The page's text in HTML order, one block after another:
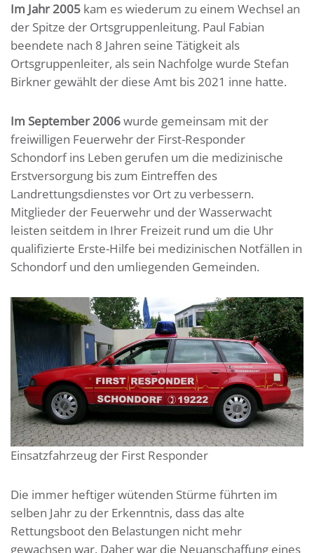
Im Jahr 2005 kam es wiederum zu einem Wechsel an
der Spitze der Ortsgruppenleitung. Paul Fabian
beendete nach 8 Jahren seine Tätigkeit als
Ortsgruppenleiter, als sein Nachfolge wurde Stefan
Birkner gewählt der diese Amt bis 2021 inne hatte.
Im September 2006wurde gemeinsam mit der
freiwilligen Feuerwehr der First-Responder
Schondorf ins Leben gerufen um die medizinische
Erstversorgung bis zum Eintreffen des
Landrettungsdienstes vor Ort zu verbessern.
Mitglieder der Feuerwehr und der Wasserwacht
leisten seitdem in Ihrer Freizeit rund um die Uhr
qualifizierte Erste-Hilfe bei medizinischen Notfällen in
Schondorf und den umliegenden Gemeinden.
Einsatzfahrzeug der First Responder
Die immer heftiger wütenden Stürme führten im
selben Jahr zu der Erkenntnis, dass das alte
Rettungsboot den Belastungen nicht mehr
gewachsen war. Daher war die Neuanschaffung eines